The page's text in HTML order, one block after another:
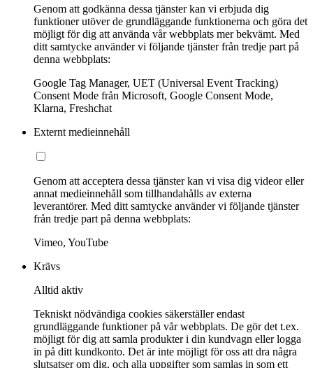
Genom att godkänna dessa tjänster kan vi erbjuda dig
funktioner utöver de grundläggande funktionerna och göra det
möjligt för dig att använda vår webbplats mer bekvämt. Med
ditt samtycke använder vi följande tjänster från tredje part på
denna webbplats:
Google Tag Manager, UET (Universal Event Tracking)
Consent Mode från Microsoft, Google Consent Mode,
Klarna, Freshchat
Externt medieinnehåll
Genom att acceptera dessa tjänster kan vi visa dig videor eller
annat medieinnehåll som tillhandahålls av externa
leverantörer. Med ditt samtycke använder vi följande tjänster
från tredje part på denna webbplats:
Vimeo, YouTube
Krävs
Alltid aktiv
Tekniskt nödvändiga cookies säkerställer endast
grundläggande funktioner på vår webbplats. De gör det t.ex.
möjligt för dig att samla produkter i din kundvagn eller logga
in på ditt kundkonto. Det är inte möjligt för oss att dra några
slutsatser om dig, och alla uppgifter som samlas in som ett